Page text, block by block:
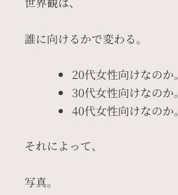
誰に向けるかで変わる。
20代女性向けなのか。
30代女性向けなのか。
40代女性向けなのか。
それによって、
写真。